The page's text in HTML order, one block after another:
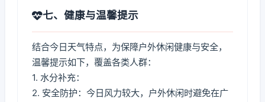
七、健康与温馨提示
结合今日天气特点，为保障户外休闲健康与安全，
温馨提示如下，覆盖各类人群：
1. 水分补充：
2. 安全防护：今日风力较大，户外休闲时避免在广